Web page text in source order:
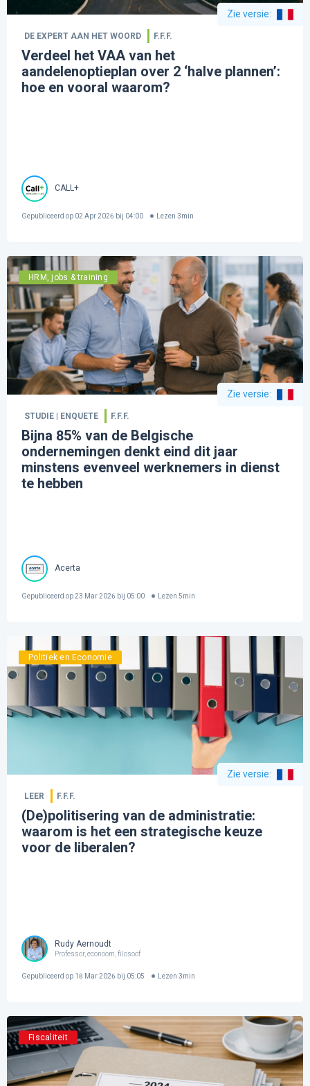
Zie versie:
DE EXPERT AAN HET WOORD F.F.F.
Verdeel het VAA van het
aandelenoptieplan over 2 ‘halve plannen’:
hoe en vooral waarom?
CALL+
Gepubliceerd op 02 Apr 2026 bij 04:00 Lezen 3min
HRM, jobs & training
Zie versie:
STUDIE | ENQUETE F.F.F.
Bijna 85% van de Belgische
ondernemingen denkt eind dit jaar
minstens evenveel werknemers in dienst
te hebben
Acerta
Gepubliceerd op23 Mar 2026 bij 05:00 Lezen 5min
Politiek en Economie
Zie versie:
LEER F.F.F.
(De)politisering van de administratie:
waarom is het een strategische keuze
voor de liberalen?
Rudy Aernoudt
Professor, econoom, filosoof
Gepubliceerd op 18 Mar 2026 bij 05:05 Lezen 3min
Fiscaliteit